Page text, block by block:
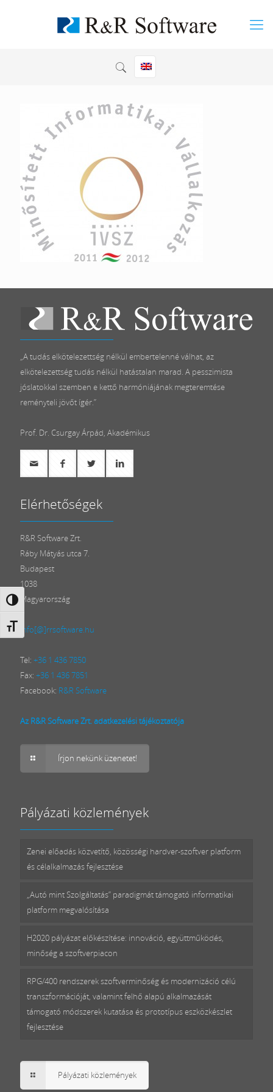
Nagy kontraszt váltása
Betűméret váltása
„A tudás elkötelezettség nélkül embertelenné válhat, az
elkötelezettség tudás nélkül hatástalan marad. A pesszimista
jóslatokkal szemben e kettő harmóniájának megteremtése
reményteli jövőt ígér.”
Prof. Dr. Csurgay Árpád, Akadémikus
Elérhetőségek
R&R Software Zrt.
Ráby Mátyás utca 7.
Budapest
1038
Magyarország
info[@]rrsoftware.hu
Tel: +36 1 436 7850
Fax: +36 1 436 7851
Facebook: R&R Software
Az R&R Software Zrt. adatkezelési tájékoztatója
Írjon nekünk üzenetet!
Pályázati közlemények
Zenei előadás közvetítő, közösségi hardver-szoftver platform
és célalkalmazás fejlesztése
„Autó mint Szolgáltatás” paradigmát támogató informatikai
platform megvalósítása
H2020 pályázat előkészítése: innováció, együttműködés,
minőség a szoftverpiacon
RPG/400 rendszerek szoftverminőség és modernizáció célú
transzformációját, valamint felhő alapú alkalmazását
támogató módszerek kutatása és prototípus eszközkészlet
fejlesztése
Pályázati közlemények